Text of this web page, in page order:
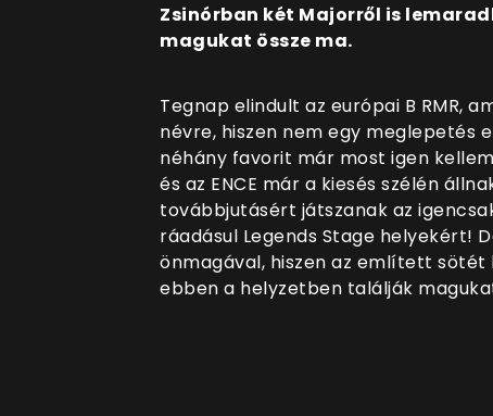
Zsinórban két Majorről is
magukat össze ma.
Tegnap elindult az európai B RMR,
névre, hiszen nem egy meglepetés
néhány favorit már most igen
és az ENCE már a kiesés szélén
továbbjutásért játszanak az
ráadásul Legends Stage helyekért!
önmagával, hiszen az említett
ebben a helyzetben találják